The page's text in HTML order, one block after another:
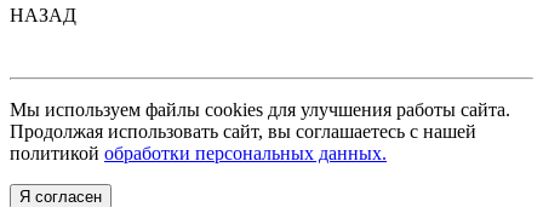
НАЗАД
Мы используем файлы cookies для улучшения работы сайта.
Продолжая использовать сайт, вы соглашаетесь с нашей
политикой обработки персональных данных.
Я согласен